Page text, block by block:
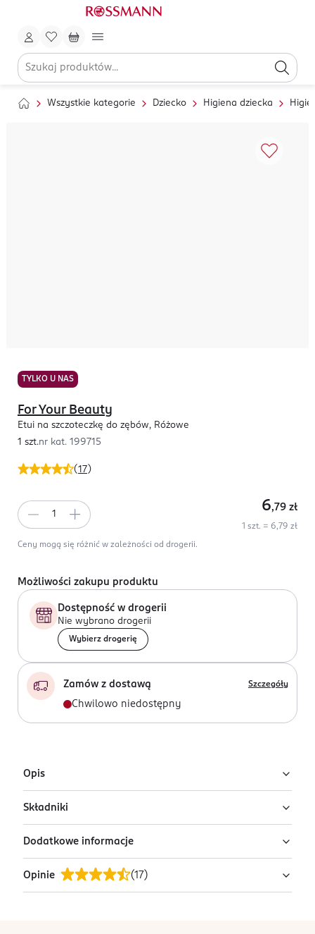
Wszystkie kategorie Dziecko Higiena dziecka
TYLKO U NAS
(17)
For Your Beauty
Etui na szczoteczkę do zębów, Różowe
1 szt.nr kat. 199715
6,79 zł
1 szt. = 6,79 zł
Ceny mogą się różnić w zależności od drogerii.
Możliwości zakupu produktu
Dostępność w drogerii
Nie wybrano drogerii
Wybierz drogerię
Zamów z dostawą Szczegóły
Chwilowo niedostępny
Opis
Etui na szczoteczkę do zębów.
Składniki
brak danych
Dodatkowe informacje
OSTRZEŻENIA DOTYCZĄCE BEZPIECZEŃSTWA
nie dotyczy
Opinie (17 )